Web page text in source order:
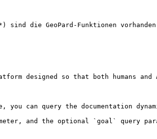
die GeoPard-Funktionen
designed so that both humans
can query the documentation
and the optional `goal` query